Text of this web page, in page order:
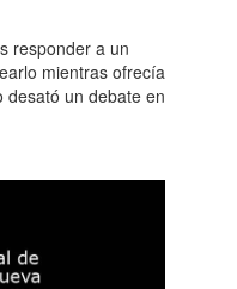
responder a un
mientras ofrecía
desató un debate en